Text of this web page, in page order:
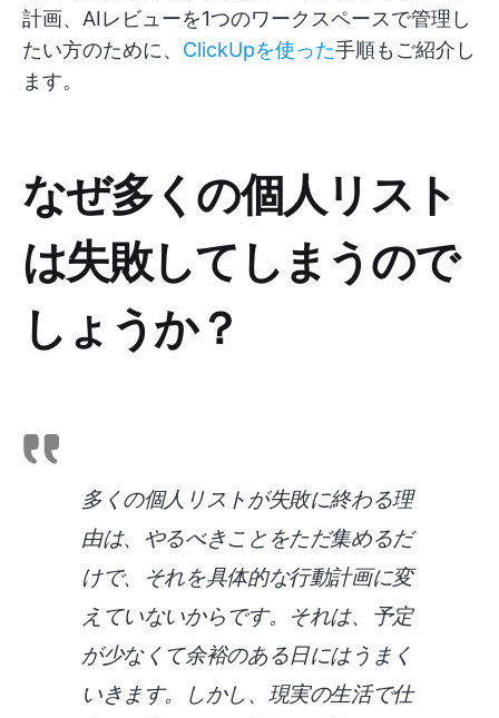
計画、AIレビューを1つのワークスペースで管理し
たい方のために、 ClickUpを使った手順もご紹介し
ます。
なぜ多くの個人リスト
は失敗してしまうので
しょうか？
多くの個人リストが失敗に終わる理
由は、やるべきことをただ集めるだ
けで、それを具体的な行動計画に変
えていないからです。それは、予定
が少なくて余裕のある日にはうまく
いきます。しかし、現実の生活で仕